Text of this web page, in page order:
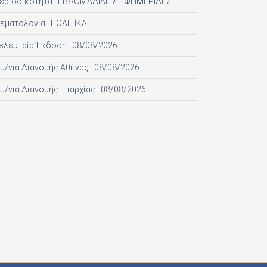
: ΠΟΛΙΤΙΚΑ
Έκδοση : 08/08/2026
νια Διανομής Αθήνας : 08/08/2026
νια Διανομής Επαρχίας : 08/08/2026